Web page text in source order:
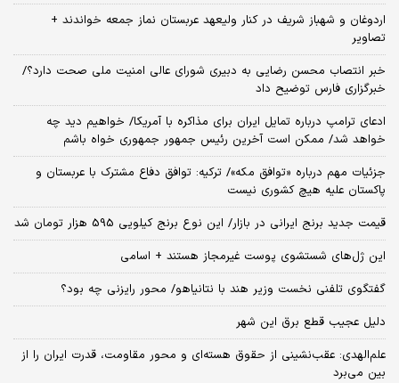
اردوغان و شهباز شریف در کنار ولیعهد عربستان نماز جمعه خواندند +
تصاویر
خبر انتصاب محسن رضایی به دبیری شورای عالی امنیت ملی صحت دارد؟/
خبرگزاری فارس توضیح داد
ادعای ترامپ درباره تمایل ایران برای مذاکره با آمریکا/ خواهیم دید چه
خواهد شد/ ممکن است آخرین رئیس‌ جمهور جمهوری خواه باشم
جزئیات مهم درباره «توافق مکه»/ ترکیه‌: توافق دفاع مشترک با عربستان و
پاکستان علیه هیچ کشوری نیست
قیمت جدید برنج ایرانی در بازار/ این نوع برنج کیلویی 595 هزار تومان شد
این ژل‌های شستشوی پوست غیرمجاز هستند + اسامی
گفتگوی تلفنی نخست وزیر هند با نتانیاهو/ محور رایزنی چه بود؟
دلیل عجیب قطع برق این شهر
علم‌الهدی: عقب‌نشینی از حقوق هسته‌ای و محور مقاومت، قدرت ایران را از
بین می‌برد